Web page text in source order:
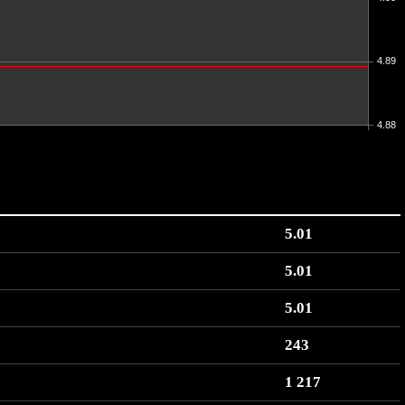
4.88
4.89
5.01
5.01
5.01
243
1 217